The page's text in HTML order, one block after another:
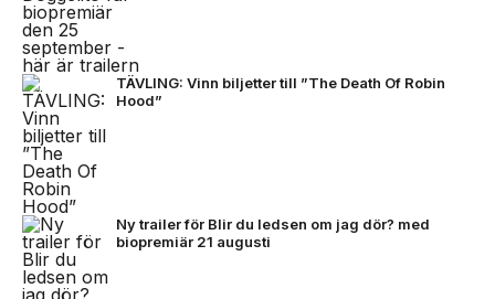
TÄVLING: Vinn biljetter till ”The Death Of Robin
Hood”
Ny trailer för Blir du ledsen om jag dör? med
biopremiär 21 augusti